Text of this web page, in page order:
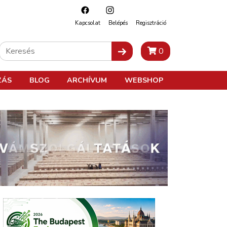
Kapcsolat Belépés Regisztráció
0
BLOG ARCHÍVUM WEBSHOP